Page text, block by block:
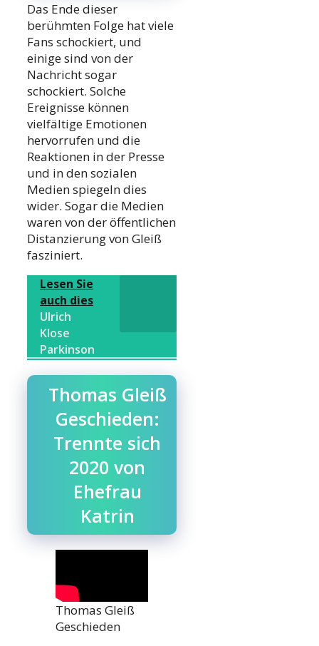
Das Ende dieser
berühmten Folge hat viele
Fans schockiert, und
einige sind von der
Nachricht sogar
schockiert. Solche
Ereignisse können
vielfältige Emotionen
hervorrufen und die
Reaktionen in der Presse
und in den sozialen
Medien spiegeln dies
wider. Sogar die Medien
waren von der öffentlichen
Distanzierung von Gleiß
fasziniert.
Lesen Sie
auch dies
Ulrich
Klose
Parkinson
Thomas Gleiß
Geschieden:
Trennte sich
2020 von
Ehefrau
Katrin
Thomas Gleiß
Geschieden